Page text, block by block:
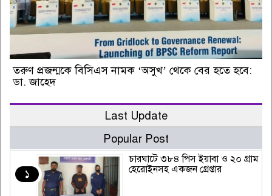
তরুণ প্রজন্মকে বিসিএস নামক ‘অসুখ’ থেকে বের হতে হবে:
ডা. জাহেদ
Last Update
Popular Post
১
চারঘাটে ৩৮৪ পিস ইয়াবা ও ২০ গ্রাম
হেরোইনসহ একজন গ্রেপ্তার